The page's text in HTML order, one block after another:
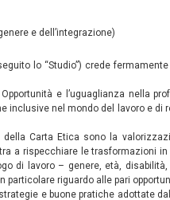
e dell’integrazione)
lo “Studio”) crede
e l’uguaglianza nella
inclusive nel mondo del lavoro e
Carta Etica sono la
a rispecchiare le trasformazioni
di lavoro – genere, età,
particolare riguardo alle pari
e buone pratiche adottate